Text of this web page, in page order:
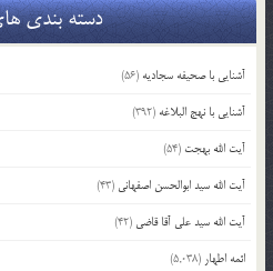
دسته بندی
آشنایی با صحیفه سجادیه (56)
آشنایی با نهج البلاغه (392)
آیت الله بهجت (54)
آیت الله سید ابوالحسن اصفهانی (43)
آیت الله سید علی آقا قاضی (42)
ائمه اطهار (5,038)